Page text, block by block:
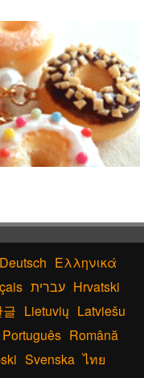
Deutsch Ελληνικά
עברית Hrvatski
글 Lietuvių Latviešu
Português Română
Svenska ไทย